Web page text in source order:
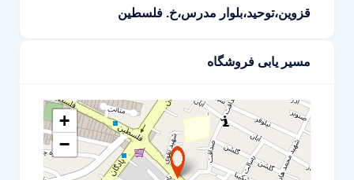
قزوین،توحید،بلوار مدرس،خ. فلسطین
مسیر یابی فروشگاه
+
−